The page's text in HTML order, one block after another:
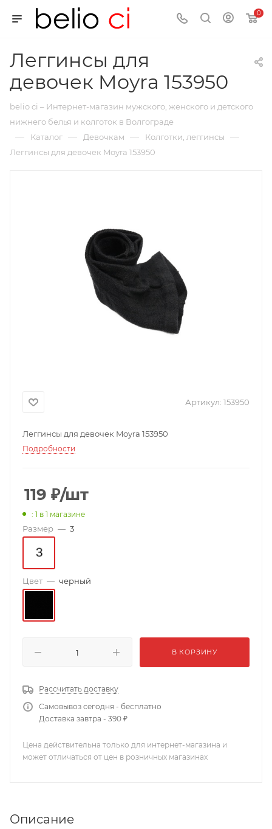
0
Леггинсы для
девочек Moyra 153950
belio ci – Интернет-магазин мужского, женского и детского
нижнего белья и колготок в Волгограде
— Каталог — Девочкам — Колготки, леггинсы —
Леггинсы для девочек Moyra 153950
Артикул: 153950
Леггинсы для девочек Moyra 153950
Подробности
119 ₽/шт
: 1 в 1 магазине
Размер — 3
Цвет — черный
В КОРЗИНУ
Рассчитать доставку
Самовывоз сегодня - бесплатно
Доставка завтра - 390 ₽
Цена действительна только для интернет-магазина и
может отличаться от цен в розничных магазинах
Описание